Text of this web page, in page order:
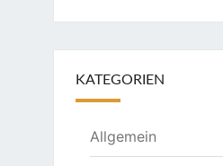
KATEGORIEN
Allgemein